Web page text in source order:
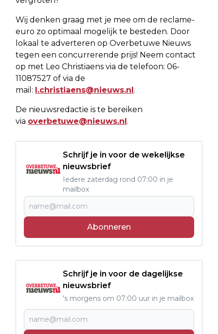
Wij denken graag met je mee om de reclame-
euro zo optimaal mogelijk te besteden. Door
lokaal te adverteren op Overbetuwe Nieuws
tegen een concurrerende prijs! Neem contact
op met Leo Christiaens via de telefoon: 06-
11087527 of via de
mail: l.christiaens@nieuws.nl.
De nieuwsredactie is te bereiken
via overbetuwe@nieuws.nl.
Schrijf je in voor de wekelijkse
nieuwsbrief
Iedere zaterdag rond 07:00 in je
mailbox
Abonneren
Schrijf je in voor de dagelijkse
nieuwsbrief
's morgens om 07:00 uur in je mailbox